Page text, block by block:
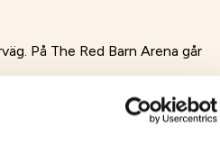
På The Red Barn Arena går